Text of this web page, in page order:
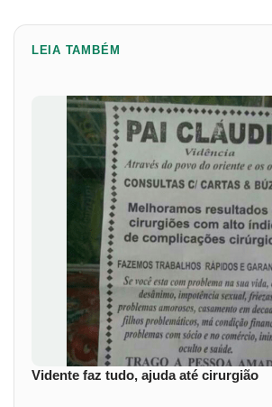
LEIA TAMBÉM
Vidente faz tudo, ajuda até cirurgião